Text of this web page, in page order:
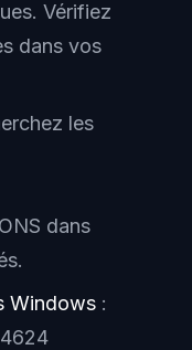
Vérifiez
dans vos
les
dans
Windows :